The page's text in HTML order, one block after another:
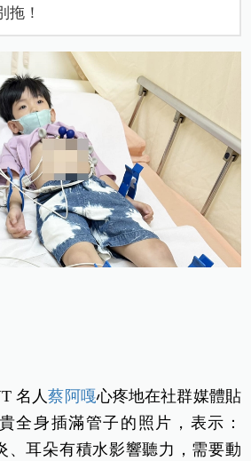
拖！
名人蔡阿嘎心疼地在社群媒體貼
全身插滿管子的照片，表示：
、耳朵有積水影響聽力，需要動